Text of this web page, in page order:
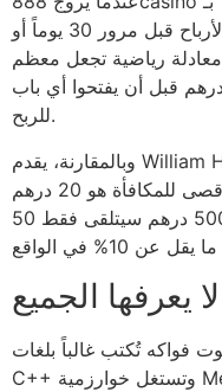
ملاحظته بسهولة: لا يمكن سحب الأرباح قبل مرور 30 يوماً أو
هذا يخلق معادلة رياضية تجعل معظم
يلتزمون بخسارة 1,000 درهم قبل أن يفتحوا أي باب
للربح.
وبالمقارنة، يقدم William Hill برنامج “VIP Points” مع مكافأة
10% على كل إيداع، لكن الحد الأقصى للمكافأة هو 20 درهم
أسبوعياً، أي أن اللاعب الذي يودع 500 درهم سيتلقى فقط 50
يعرفها الجميع
فواكه تُكتب غالباً بلغات
C++ وتستغل خوارزمية Mersenne Twister لتوليد أعداد